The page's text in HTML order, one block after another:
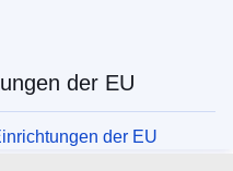
der EU
der EU